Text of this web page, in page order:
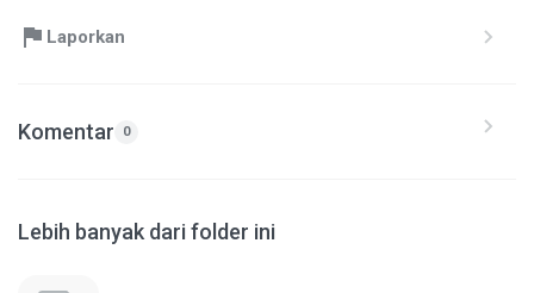
Laporkan
Komentar 0
Lebih banyak dari folder ini